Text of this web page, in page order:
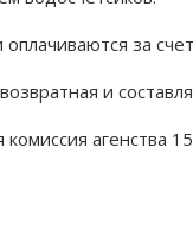
оплачиваются за
и
комиссия агенства